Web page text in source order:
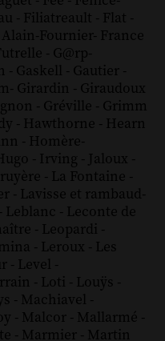
- Filiatreault - Flat -
Alain-Fournier- France
- G@rp-
- Gaskell - Gautier -
- Girardin - Giraudoux
- Gréville - Grimm
- Hawthorne - Hearn
- Homère-
- Irving - Jaloux -
- La Fontaine -
- Lavisse et rambaud-
- Leblanc - Leconte de
- Leopardi -
- Leroux - Les
- Level -
- Loti - Louÿs -
- Machiavel -
- Malcor - Mallarmé -
- Marmier - Martin